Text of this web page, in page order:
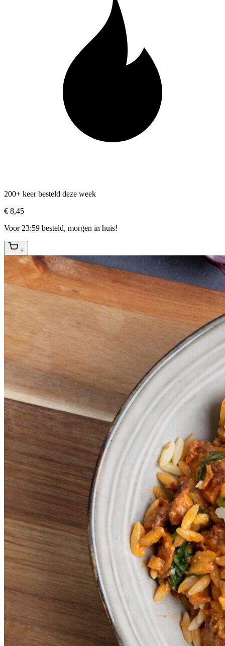
200+ keer besteld deze week
€ 8,45
Voor 23:59 besteld, morgen in huis!
+